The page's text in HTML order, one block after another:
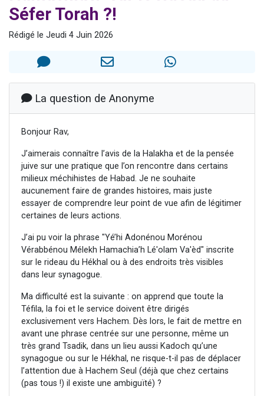
3 nouvelles musiques dans Torah-Box Music
Séfer Torah ?!
Rédigé le Jeudi 4 Juin 2026
La question de Anonyme
Bonjour Rav,
J’aimerais connaître l’avis de la Halakha et de la pensée
juive sur une pratique que l’on rencontre dans certains
milieux méchihistes de Habad. Je ne souhaite
aucunement faire de grandes histoires, mais juste
essayer de comprendre leur point de vue afin de légitimer
certaines de leurs actions.
J’ai pu voir la phrase "Yé’hi Adonénou Morénou
Vérabbénou Mélekh Hamachia’h Lé'olam Va'èd" inscrite
sur le rideau du Hékhal ou à des endroits très visibles
dans leur synagogue.
Ma difficulté est la suivante : on apprend que toute la
Téfila, la foi et le service doivent être dirigés
exclusivement vers Hachem. Dès lors, le fait de mettre en
avant une phrase centrée sur une personne, même un
très grand Tsadik, dans un lieu aussi Kadoch qu’une
synagogue ou sur le Hékhal, ne risque-t-il pas de déplacer
l’attention due à Hachem Seul (déjà que chez certains
(pas tous !) il existe une ambiguïté) ?